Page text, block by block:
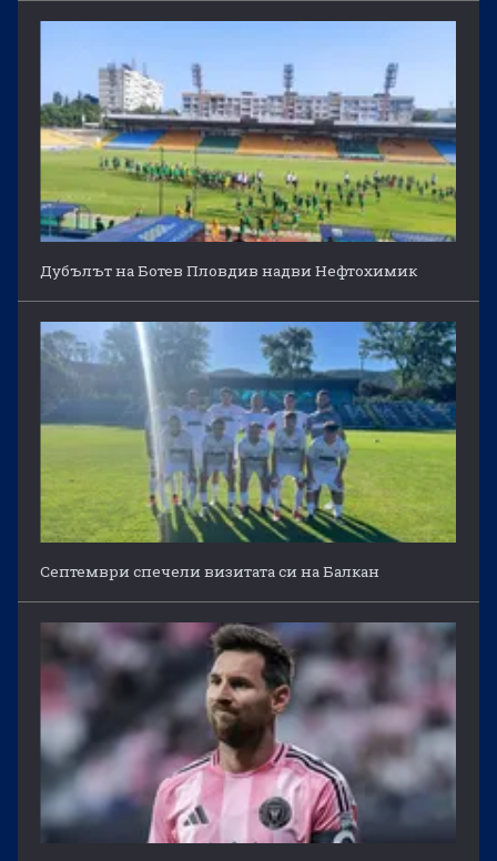
Дубълът на Ботев Пловдив надви Нефтохимик
Септември спечели визитата си на Балкан